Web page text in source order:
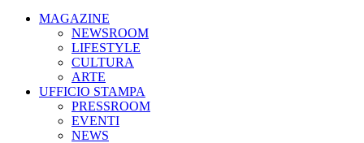
MAGAZINE
NEWSROOM
LIFESTYLE
CULTURA
ARTE
UFFICIO STAMPA
PRESSROOM
EVENTI
NEWS